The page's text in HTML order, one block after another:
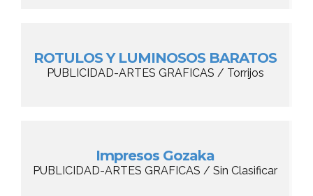
ROTULOS Y LUMINOSOS BARATOS
PUBLICIDAD-ARTES GRAFICAS / Torrijos
Impresos Gozaka
PUBLICIDAD-ARTES GRAFICAS / Sin Clasificar